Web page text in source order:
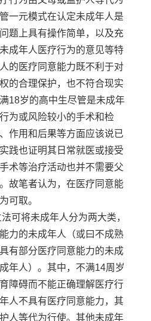
一元模式在认定未成年人是
题上具有操作简单，以及充
成年人医疗行为的意见等特
的医疗同意能力既不利于对
的合理保护，也不符合现实
18岁的高中生尽管是未成年
为或风险较小的手术和检
作用和后果等方面应该说已
践也证明其日常就医或接受
术等治疗活动也并不需要父
故笔者认为，在医疗同意能
可取。
可将未成年人分为两大类，
力的未成年人（或曰不成熟
有部分医疗同意能力的未成
年人）。其中，不满14周岁
障碍而不能正确理解医疗行
人不具有医疗同意能力，其
人等代为行使。其他未成年